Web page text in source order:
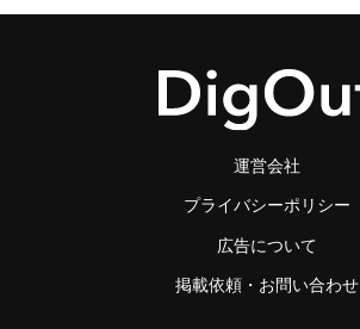
運営会社
プライバシーポリシー
広告について
掲載依頼・お問い合わせ